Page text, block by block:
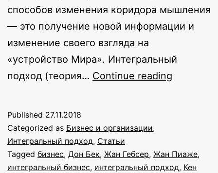
способов изменения коридора мышления
— это получение новой информации и
изменение своего взгляда на
«устройство Мира». Интегральный
подход (теория… Continue reading
Published 27.11.2018
Categorized as Бизнес и организации,
Интегральный подход, Статьи
Tagged бизнес, Дон Бек, Жан Гебсер, Жан Пиаже,
интегральный бизнес, интегральный подход, Кен